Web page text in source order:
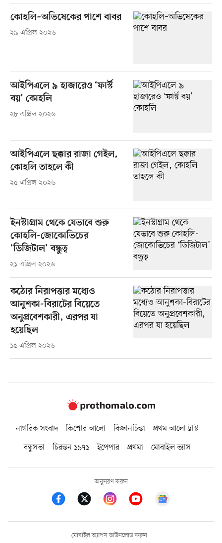
কোহলি–অভিষেকের পাশে বাবর
২৯ এপ্রিল ২০২৬
আইপিএলে ৯ হাজারেও ‘ফার্স্ট
বয়’ কোহলি
২৮ এপ্রিল ২০২৬
আইপিএলে ছক্কার রাজা গেইল,
কোহলি তাহলে কী
২৫ এপ্রিল ২০২৬
ইনস্টাগ্রাম থেকে যেভাবে শুরু
কোহলি-জোকোভিচের
‘ডিজিটাল’ বন্ধুত্ব
২১ এপ্রিল ২০২৬
কঠোর নিরাপত্তার মধ্যেও
আনুশকা-বিরাটের বিয়েতে
অনুপ্রবেশকারী, এরপর যা
হয়েছিল
১৫ এপ্রিল ২০২৬
নাগরিক সংবাদ কিশোর আলো বিজ্ঞানচিন্তা
প্রথম আলো ট্রাস্ট
বন্ধুসভা
চিরন্তন ১৯৭১ ইপেপার প্রথমা মোবাইল ভ্যাস
অনুসরণ করুন
মোবাইল অ্যাপস ডাউনলোড করুন